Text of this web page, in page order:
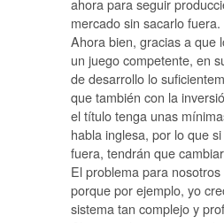
ahora para seguir
mercado sin sacarlo fuera.
Ahora bien, gracias a que
un juego competente, en
de desarrollo lo
que también con la
el título tenga unas
habla inglesa, por lo que
fuera, tendrán que
El problema para
porque por ejemplo, yo
sistema tan complejo y